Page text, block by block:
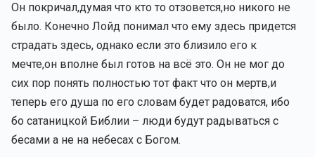
Он покричал,думая что кто то отзовется,но никого не
было. Конечно Лойд понимал что ему здесь придется
страдать здесь, однако если это близило его к
мечте,он вполне был готов на всё это. Он не мог до
сих пор понять полностью тот факт что он мертв,и
теперь его душа по его словам будет радоватся, ибо
бо сатаницкой Библии – люди будут радываться с
бесами а не на небесах с Богом.